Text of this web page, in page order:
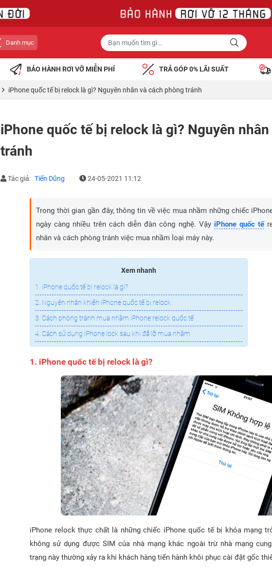
Danh mục
BẢO HÀNH RƠI VỠ MIỄN PHÍ TRẢ GÓP 0% LÃI SUẤT
iPhone quốc tế bị relock là gì? Nguyên nhân và cách phòng tránh
iPhone quốc tế bị relock là gì? Nguyên
tránh
Tác giả: Tiến Dũng 24-05-2021 11:12
Trong thời gian gần đây, thông tin về việc mua nhầm những chiếc
ngày càng nhiều trên cách diễn đàn công nghệ. Vậy iPhone quốc tế
nhân và cách phòng tránh việc mua nhầm loại máy này.
Xem nhanh
1. iPhone quốc tế bị relock là gì?
2. Nguyên nhân khiến iPhone quốc tế bị relock
3. Cách phòng tránh mua nhầm iPhone relock quốc tế
4. Cách sử dụng iPhone lock sau khi đã lỡ mua nhầm
1. iPhone quốc tế bị relock là gì?
iPhone relock thực chất là những chiếc iPhone quốc tế bị khóa mạng
không sử dụng được SIM của nhà mạng khác ngoài trừ nhà mạng
trạng này thường xảy ra khi khách hàng tiến hành khôi phục cài đặt gốc